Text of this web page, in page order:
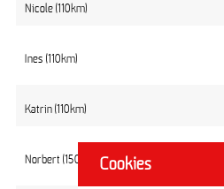
Nicole (110km)
Ines (110km)
Katrin (110km)
Norbert (150km Rad plus HM)
Cookies